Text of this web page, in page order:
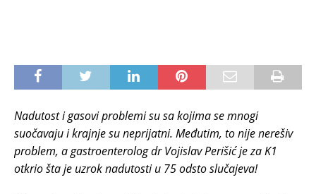
Nadutost i gasovi problemi su sa kojima se mnogi
suočavaju i krajnje su neprijatni. Međutim, to nije nerešiv
problem, a gastroenterolog dr Vojislav Perišić je za K1
otkrio šta je uzrok nadutosti u 75 odsto slučajeva!